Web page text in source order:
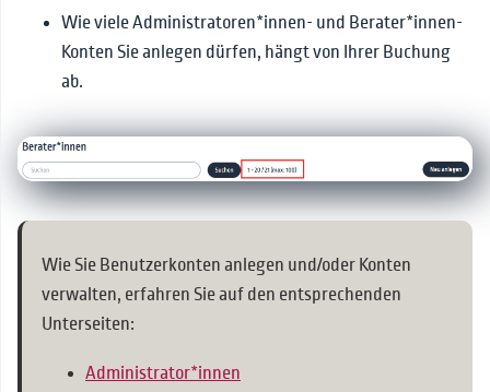
Supervision
Beratungsperson
Sonderaufgaben für
Berater*innen
Wie viele Administratoren*innen- und Berater*innen-
Konten Sie anlegen dürfen, hängt von Ihrer Buchung
ab.
Wie Sie Benutzerkonten anlegen und/oder Konten
verwalten, erfahren Sie auf den entsprechenden
Unterseiten:
Administrator*innen